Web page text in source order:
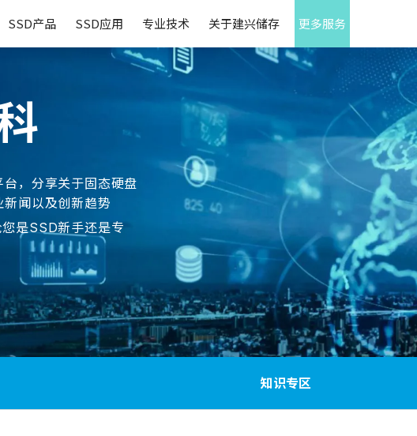
SSD产品 SSD应用 专业技术 关于建兴储存 更多服务
，分享关于固态硬盘
新闻以及创新趋势
是SSD新手还是专
知识专区